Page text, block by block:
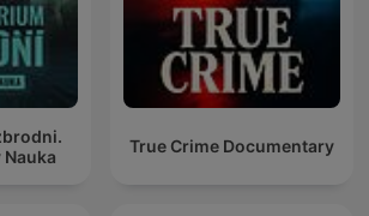
True Crime Documentary